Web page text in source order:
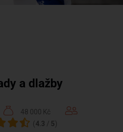
a dlažby
48 000 Kč
( 4.3 / 5)